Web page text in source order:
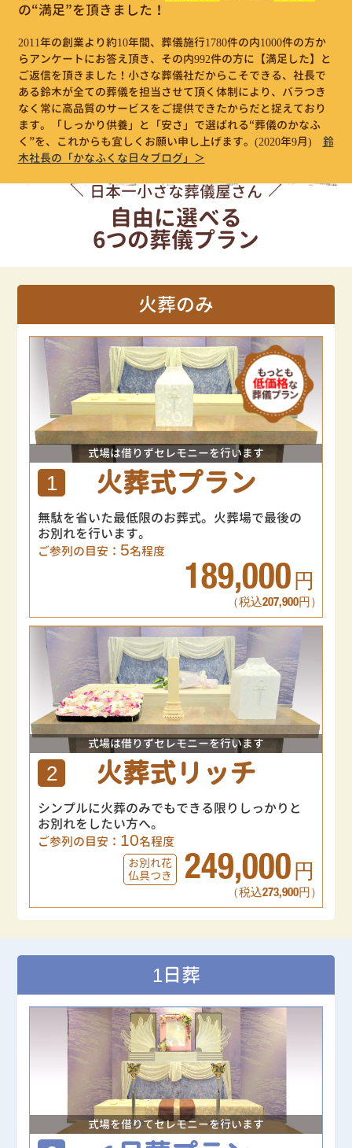
の“満足”を頂きました！
2011年の創業より約10年間、葬儀施行1780件の内1000件の方か
らアンケートにお答え頂き、その内992件の方に【満足した】と
ご返信を頂きました！小さな葬儀社だからこそできる、社長で
ある鈴木が全ての葬儀を担当させて頂く体制により、バラつき
なく常に高品質のサービスをご提供できたからだと捉えており
ます。「しっかり供養」と「安さ」で選ばれる“葬儀のかなふ
く”を、これからも宜しくお願い申し上げます。 (2020年9月)
鈴
木社長の「かなふくな日々ブログ」＞
日本一小さな葬儀屋さん
自由に選べる
6つの葬儀プラン
火葬のみ
式場は借りずセレモニーを行います
1 火葬式プラン
無駄を省いた最低限のお葬式。火葬場で最後の
お別れを行います。
ご参列の目安： 5名程度
189,000 円
（税込207,900円）
式場は借りずセレモニーを行います
2 火葬式リッチ
シンプルに火葬のみでもできる限りしっかりと
お別れをしたい方へ。
ご参列の目安： 10名程度
お別れ花
仏具つき
249,000 円
（税込273,900円）
1日葬
式場を借りてセレモニーを行います